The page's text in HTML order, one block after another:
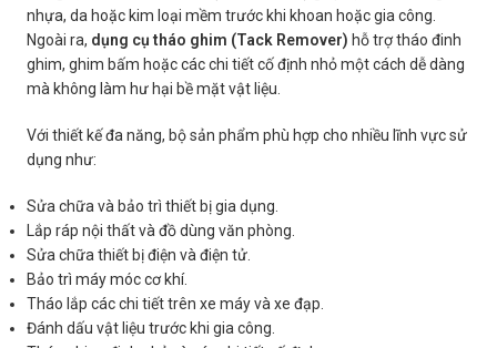
nhựa, da hoặc kim loại mềm trước khi khoan hoặc gia công.
Ngoài ra, dụng cụ tháo ghim (Tack Remover) hỗ trợ tháo đinh
ghim, ghim bấm hoặc các chi tiết cố định nhỏ một cách dễ dàng
mà không làm hư hại bề mặt vật liệu.
Với thiết kế đa năng, bộ sản phẩm phù hợp cho nhiều lĩnh vực sử
dụng như:
Sửa chữa và bảo trì thiết bị gia dụng.
Lắp ráp nội thất và đồ dùng văn phòng.
Sửa chữa thiết bị điện và điện tử.
Bảo trì máy móc cơ khí.
Tháo lắp các chi tiết trên xe máy và xe đạp.
Đánh dấu vật liệu trước khi gia công.